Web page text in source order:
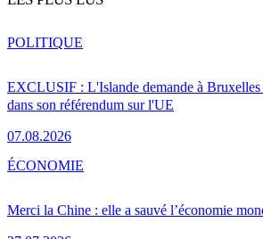
EXCLUSIF : L'Islande demande à Bruxelles
dans son référendum sur l'UE
07.08.2026
POLITIQUE
Merci la Chine : elle a sauvé l’économie
ÉCONOMIE